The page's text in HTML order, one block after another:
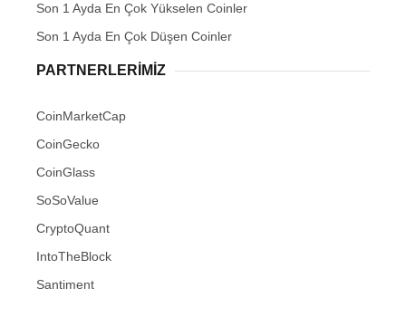
Son 1 Ayda En Çok Yükselen Coinler
Son 1 Ayda En Çok Düşen Coinler
PARTNERLERIMIZ
CoinMarketCap
CoinGecko
CoinGlass
SoSoValue
CryptoQuant
IntoTheBlock
Santiment